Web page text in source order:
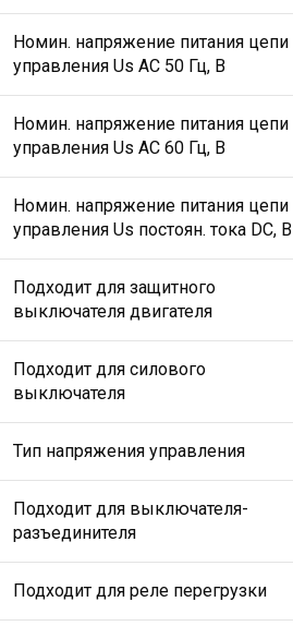
Номин. напряжение питания цепи
управления Us AC 50 Гц, В
Номин. напряжение питания цепи
управления Us AC 60 Гц, В
Номин. напряжение питания цепи
управления Us постоян. тока DC, В
Подходит для защитного
выключателя двигателя
Подходит для силового
выключателя
Тип напряжения управления
Подходит для выключателя-
разъединителя
Подходит для реле перегрузки